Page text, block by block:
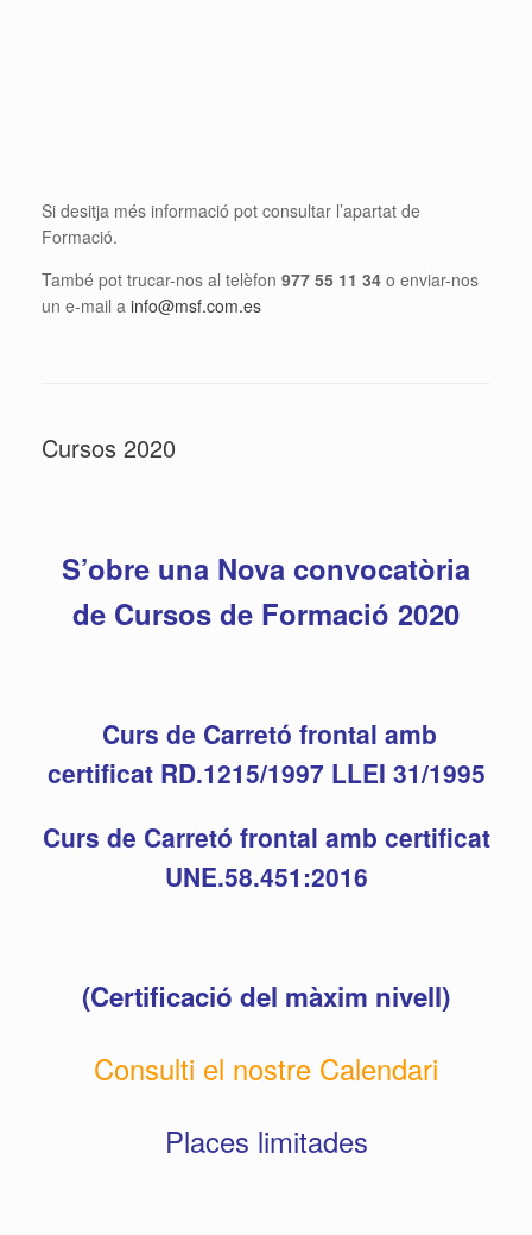
Si desitja més informació pot consultar l’apartat de
Formació.
També pot trucar-nos al telèfon 977 55 11 34 o enviar-nos
un e-mail a info@msf.com.es
Cursos 2020
S’obre una Nova convocatòria
de Cursos de Formació 2020
Curs de Carretó frontal amb
certificat RD.1215/1997 LLEI 31/1995
Curs de Carretó frontal amb certificat
UNE.58.451:2016
(Certificació del màxim nivell)
Consulti el nostre Calendari
Places limitades